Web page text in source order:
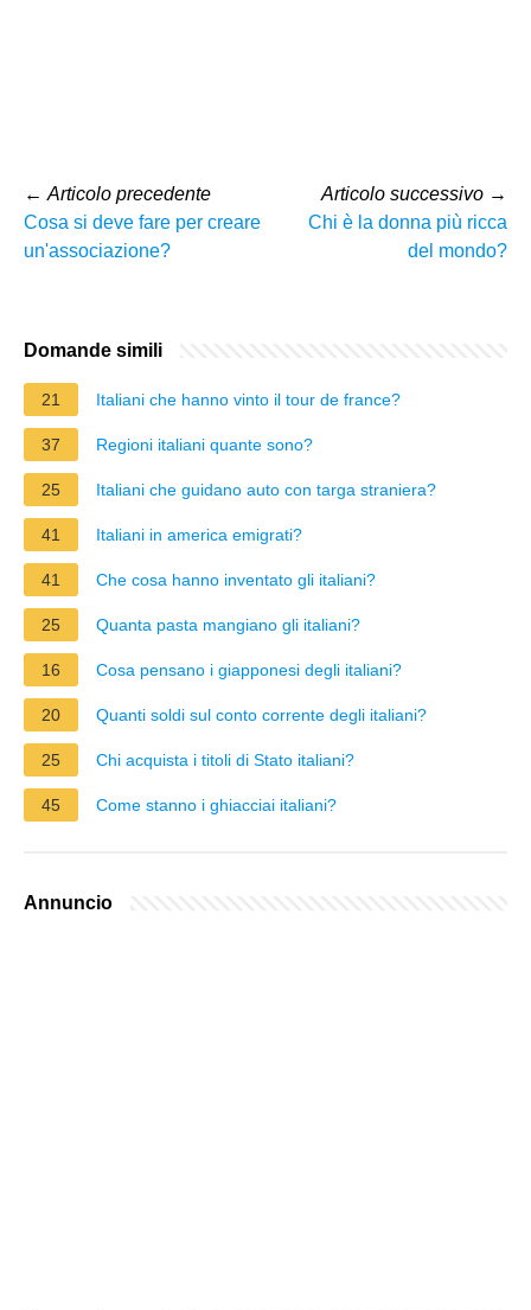
← Articolo precedente
Cosa si deve fare per creare
un'associazione?
Articolo successivo →
Chi è la donna più ricca
del mondo?
Domande simili
21 Italiani che hanno vinto il tour de france?
37 Regioni italiani quante sono?
25 Italiani che guidano auto con targa straniera?
41 Italiani in america emigrati?
41 Che cosa hanno inventato gli italiani?
25 Quanta pasta mangiano gli italiani?
16 Cosa pensano i giapponesi degli italiani?
20 Quanti soldi sul conto corrente degli italiani?
25 Chi acquista i titoli di Stato italiani?
45 Come stanno i ghiacciai italiani?
Annuncio